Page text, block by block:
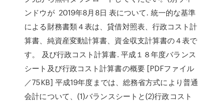
ンドウが 2019年8月8日 表について. 統一的な基準
による財務書類４表は、貸借対照表、⾏政コスト計
算書、純資産変動計算書、資⾦収⽀計算書の４表で
す。 及び行政コスト計算書. 平成１８年度バランス
シート及び行政コスト計算書の概要 [PDFファイル
／75KB] 平成19年度までは、総務省方式により普通
会計について、(1)バランスシートと(2)行政コスト